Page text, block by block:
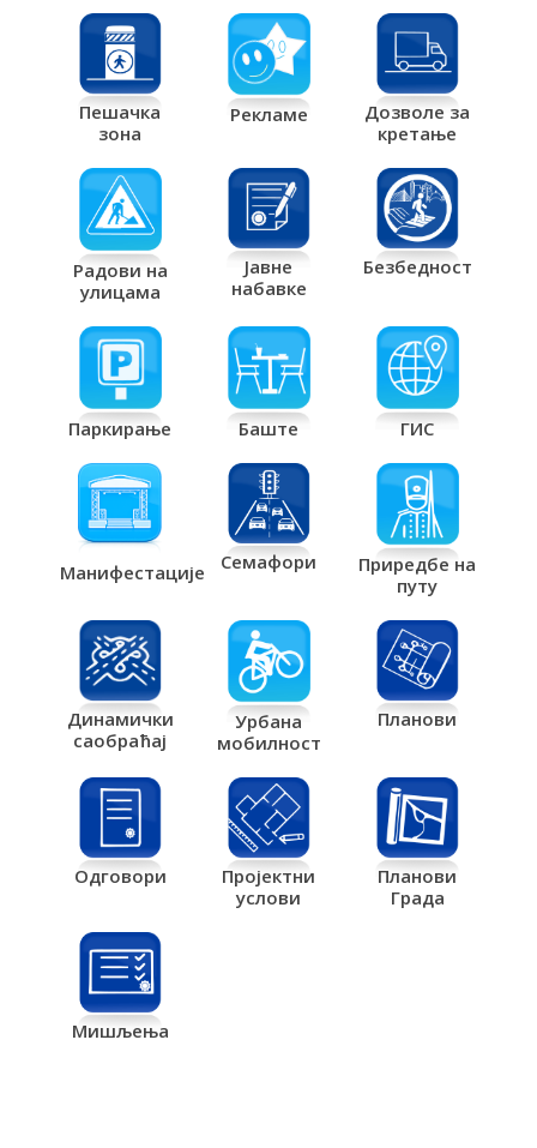
Пешачка
зона
Рекламе
Дозволе за
кретање
Радови на
улицама
Јавне
набавке
Безбедност
Паркирање Баште ГИС
Манифестације Семафори
Приредбе на
путу
Динамички
саобраћај
Урбана
мобилност
Планови
Одговори
Пројектни
услови
Планови
Града
Мишљења